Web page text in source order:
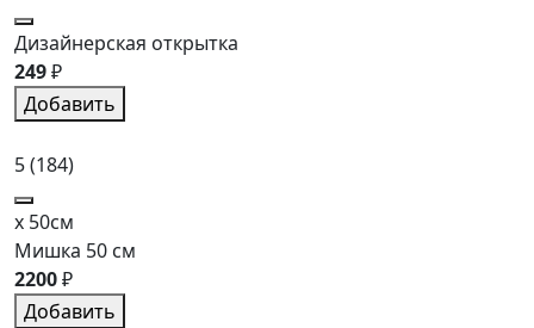
Дизайнерская открытка
249₽
Добавить
5(184)
x 50см
Мишка 50 см
2200₽
Добавить